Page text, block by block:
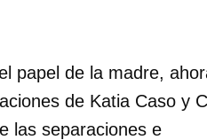
papel de la madre,
de Katia Caso y
las separaciones e